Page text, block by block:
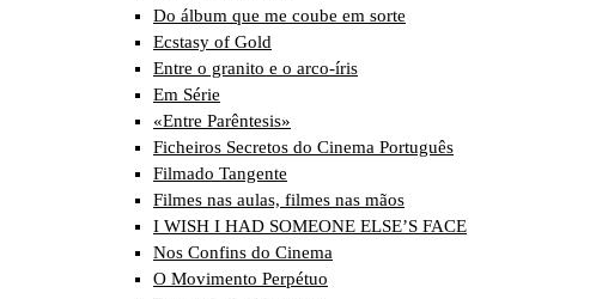
Do álbum que me coube em sorte
Ecstasy of Gold
Entre o granito e o arco-íris
Em Série
«Entre Parêntesis»
Ficheiros Secretos do Cinema Português
Filmado Tangente
Filmes nas aulas, filmes nas mãos
I WISH I HAD SOMEONE ELSE’S FACE
Nos Confins do Cinema
O Movimento Perpétuo